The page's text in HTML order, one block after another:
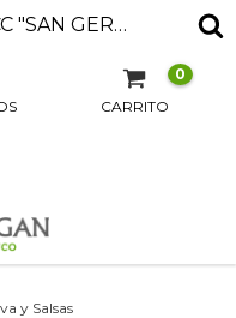
ACEITE DE OLIVA X 250 CC "SAN GERARDO" EXTRA VIRGEN, LIBRE DE GLUTTEN Y SIN T.A.C.C.
CARRITO
0
y Salsas